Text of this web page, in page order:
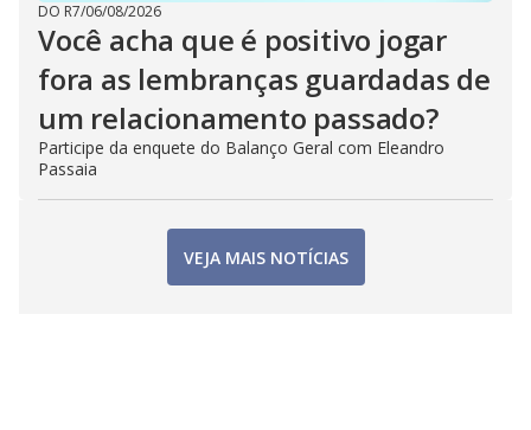
DO R7/06/08/2026
Você acha que é positivo jogar
fora as lembranças guardadas de
um relacionamento passado?
Participe da enquete do Balanço Geral com Eleandro
Passaia
VEJA MAIS NOTÍCIAS